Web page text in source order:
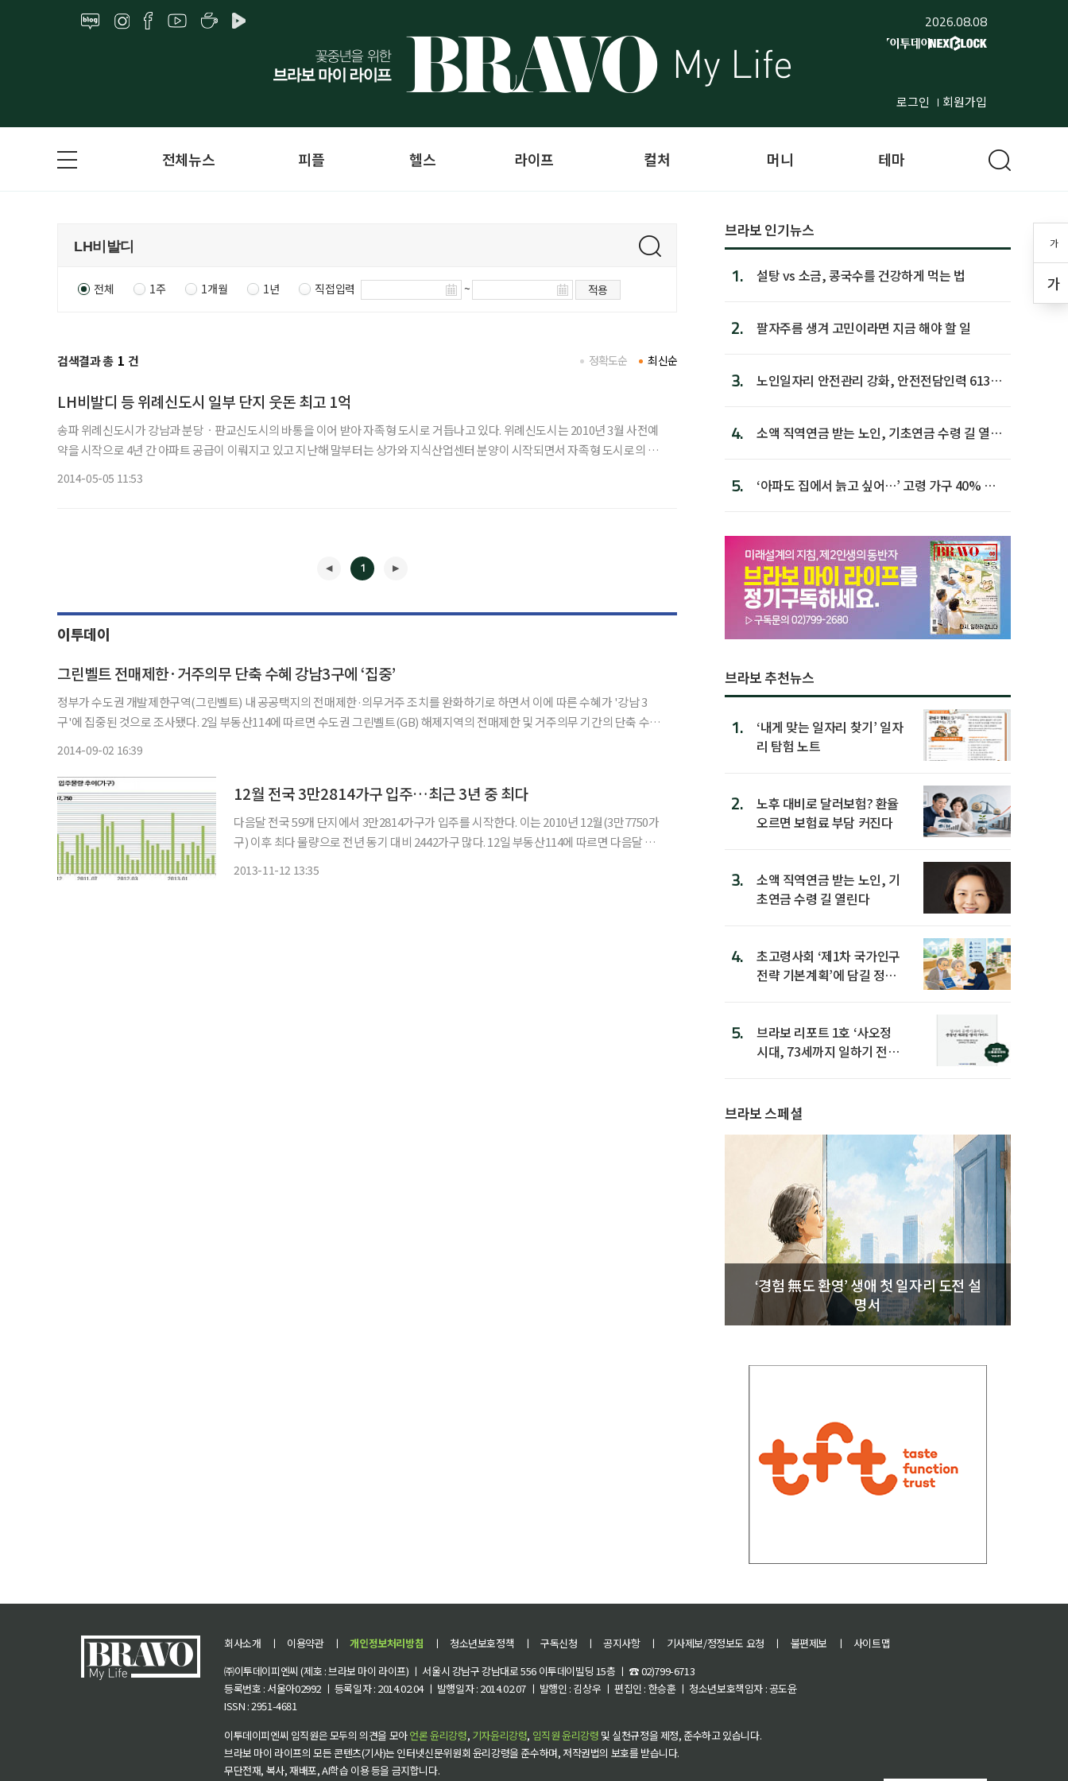
2026.08.08
로그인 회원가입
가
가
전체뉴스 피플 헬스 라이프 컬처 머니 테마
전체 1주 1개월 1년 직접입력 ~ 적용
검색결과 총 1 건 최신순
정확도순
LH비발디 등 위례신도시 일부 단지 웃돈 최고 1억
송파 위례신도시가 강남과 분당ㆍ판교신도시의 바통을 이어 받아 자족형 도시로 거듭나고 있다. 위례신도시는 2010년 3월 사전예
약을 시작으로 4년 간 아파트 공급이 이뤄지고 있고 지난해 말부터는 상가와 지식산업센터 분양이 시작되면서 자족형 도시로의 첫
2014-05-05 11:53
1
이투데이
그린벨트 전매제한·거주의무 단축 수혜 강남3구에 ‘집중’
정부가 수도권 개발제한구역(그린벨트) 내 공공택지의 전매제한·의무거주 조치를 완화하기로 하면서 이에 따른 수혜가 '강남 3
구'에 집중된 것으로 조사됐다. 2일 부동산114에 따르면 수도권 그린벨트(GB) 해제지역의 전매제한 및 거주의무 기간의 단축 수혜
2014-09-02 16:39
12월 전국 3만2814가구 입주…최근 3년 중 최다
다음달 전국 59개 단지에서 3만2814가구가 입주를 시작한다. 이는 2010년 12월(3만7750가
구) 이후 최다 물량으로 전년 동기 대비 2442가구 많다. 12일 부동산114에 따르면 다음달 수
2013-11-12 13:35
브라보 인기뉴스
1. 설탕 vs 소금, 콩국수를 건강하게 먹는 법
2. 팔자주름 생겨 고민이라면 지금 해야 할 일
3.
노인일자리 안전관리 강화, 안전전담인력 613명
4.
소액 직역연금 받는 노인, 기초연금 수령 길 열린
5.
‘아파도 집에서 늙고 싶어…’ 고령 가구 40% 노
브라보 추천뉴스
1.
‘내게 맞는 일자리 찾기’ 일자
리 탐험 노트
2.
노후 대비로 달러보험? 환율
오르면 보험료 부담 커진다
3.
소액 직역연금 받는 노인, 기
초연금 수령 길 열린다
4.
초고령사회 ‘제1차 국가인구
전략 기본계획’에 담길 정책
5.
브라보 리포트 1호 ‘사오정
시대, 73세까지 일하기 전략’
브라보 스페셜
‘경험 無도 환영’ 생애 첫 일자리 도전 설
명서
회사소개 ㅣ 이용약관 ㅣ 개인정보처리방침 ㅣ 청소년보호정책 ㅣ 구독신청 ㅣ 공지사항 ㅣ 기사제보/정정보도 요청 ㅣ 불편제보 ㅣ
사이트맵
㈜이투데이피엔씨 (제호 : 브라보 마이 라이프) ㅣ 서울시 강남구 강남대로 556 이투데이빌딩 15층 ㅣ ☎ 02)799-6713
등록번호 : 서울아02992 ㅣ 등록일자 : 2014.02.04 ㅣ 발행일자 : 2014.02.07 ㅣ 발행인 : 김상우 ㅣ 편집인 : 한승훈 ㅣ 청소년보호책임자 : 공도윤
ISSN : 2951-4681
이투데이피엔씨 임직원은 모두의 의견을 모아언론 윤리강령, 기자윤리강령, 임직원 윤리강령 및 실천규정을 제정, 준수하고 있습니다.
브라보 마이 라이프의 모든 콘텐츠(기사)는 인터넷신문위원회 윤리강령을 준수하며, 저작권법의 보호를 받습니다.
무단전재, 복사, 재배포, AI학습 이용 등을 금지합니다.